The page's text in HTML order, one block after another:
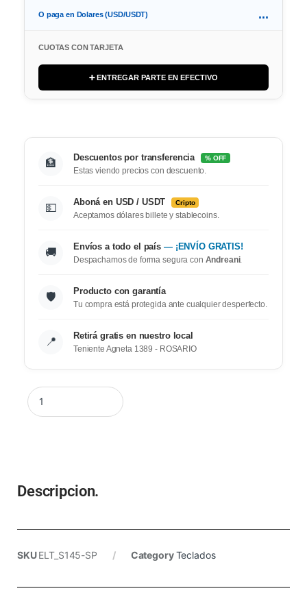
O paga en Dolares (USD/USDT) ...
CUOTAS CON TARJETA
➕ ENTREGAR PARTE EN EFECTIVO
🏦 Descuentos por transferencia % OFF
Estas viendo precios con descuento.
💵 Aboná en USD / USDT Cripto
Aceptamos dólares billete y stablecoins.
🚚 Envíos a todo el país — ¡ENVÍO GRATIS!
Despachamos de forma segura con Andreani.
🛡️ Producto con garantía
Tu compra está protegida ante cualquier desperfecto.
📍 Retirá gratis en nuestro local
Teniente Agneta 1389 - ROSARIO
Descripcion.
SKUELT_S145-SP CategoryTeclados